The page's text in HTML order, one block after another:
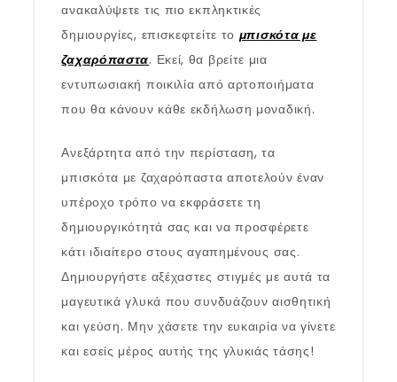
ανακαλύψετε τις πιο εκπληκτικές
δημιουργίες, επισκεφτείτε το μπισκότα με
ζαχαρόπαστα. Εκεί, θα βρείτε μια
εντυπωσιακή ποικιλία από αρτοποιήματα
που θα κάνουν κάθε εκδήλωση μοναδική.
Ανεξάρτητα από την περίσταση, τα
μπισκότα με ζαχαρόπαστα αποτελούν έναν
υπέροχο τρόπο να εκφράσετε τη
δημιουργικότητά σας και να προσφέρετε
κάτι ιδιαίτερο στους αγαπημένους σας.
Δημιουργήστε αξέχαστες στιγμές με αυτά τα
μαγευτικά γλυκά που συνδυάζουν αισθητική
και γεύση. Μην χάσετε την ευκαιρία να γίνετε
και εσείς μέρος αυτής της γλυκιάς τάσης!